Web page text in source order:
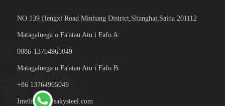
NO.139 Hengxi Road Minhang District,Shanghai,Saina 201112
Matagaluega o Fa'atau Atu i Fafo A:
0086-13764965049
Matagaluega o Fa'atau Atu i Fafo B:
+86 13764965049
Imeli:sales@sakysteel.com